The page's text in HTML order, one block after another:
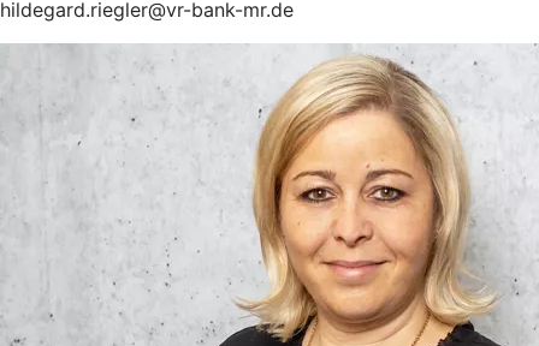
hildegard.riegler@vr-bank-mr.de